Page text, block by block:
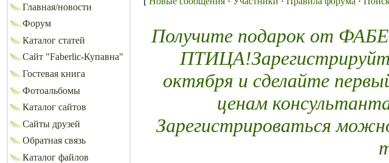
Главная/новости
Форум
Каталог статей
Сайт "Faberlic-Купавна"
Гостевая книга
Фотоальбомы
Каталог сайтов
Сайты друзей
Обратная связь
Каталог файлов
Получите подарок от
октября и сделайте
ценам
Зарегистрироваться